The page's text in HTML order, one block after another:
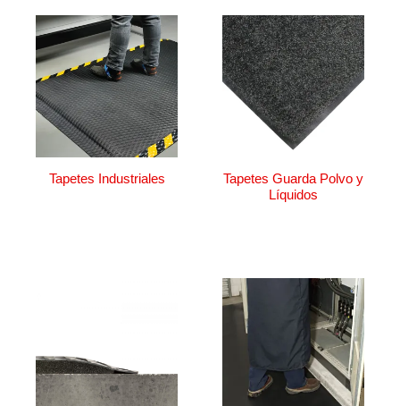
Tapetes Industriales
Tapetes Guarda Polvo y
Líquidos